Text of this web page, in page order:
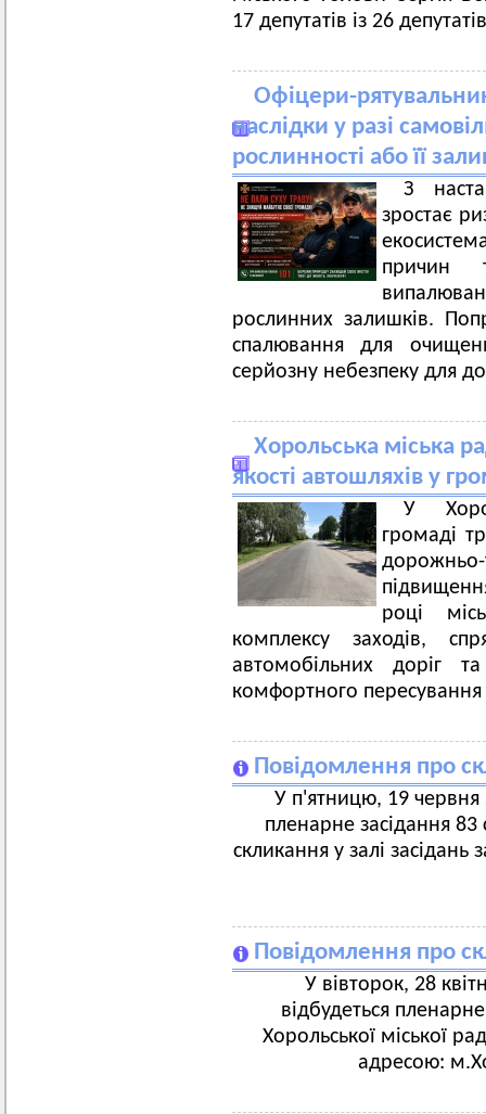
17 депутатів із 26
Офіцери-
наслідки у разі
рослинності або її
З
зростає
причин
рослинних залишків.
спалювання для
серйозну небезпеку для
Хорольська міська
якості автошляхів у
У
громаді
році
комплексу заходів,
автомобільних доріг
комфортного
Повідомлення про
У п'ятницю, 19 червня
пленарне засідання 83
скликання у залі
Повідомлення про
У вівторок, 28
відбудеться
Хорольської міської
адресою: